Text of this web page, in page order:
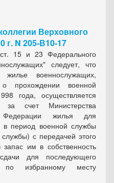
Верховного
г. N 205-В10-17
15 и 23 Федерального
следует, что
военнослужащих,
о прохождении военной
года, осуществляется
за счет Министерства
Федерации жилья для
в период военной службы
с передачей этого
им в собственность
для последующего
по избранному месту